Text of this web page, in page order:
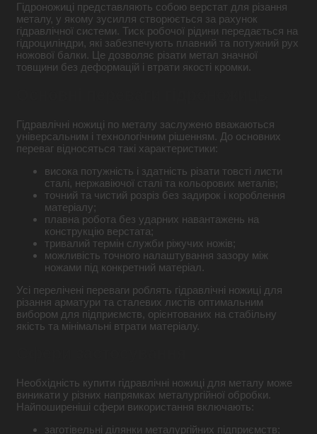
Гідроножиці представляють собою верстат для різання
металу, у якому зусилля створюється за рахунок
гідравлічної системи. Тиск робочої рідини передається на
гідроциліндри, які забезпечують плавний та потужний рух
ножової балки. Це дозволяє різати метал значної
товщини без деформацій і втрати якості кромки.
Гідравлічні ножиці по металу заслужено вважаються
універсальним і технологічним рішенням. До основних
переваг відносяться такі характеристики:
висока потужність і здатність різати товсті листи
сталі, нержавіючої сталі та кольорових металів;
точний та чистий розріз без задирок і короблення
матеріалу;
плавна робота без ударних навантажень на
конструкцію верстата;
тривалий термін служби ріжучих ножів;
можливість точного налаштування зазору між
ножами під конкретний матеріал.
Усі перелічені переваги роблять гідравлічні ножиці для
різання арматури та сталевих листів оптимальним
вибором для підприємств, орієнтованих на стабільну
якість та мінімальні втрати матеріалу.
Необхідність купити гідравлічні ножиці для металу може
виникати у різних напрямках металургійної обробки.
Найпоширеніші сфери використання включають:
заготівельні ділянки металургійних підприємств;